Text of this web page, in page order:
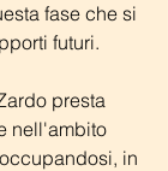
fase che si
futuri.
presta
nell'ambito
in